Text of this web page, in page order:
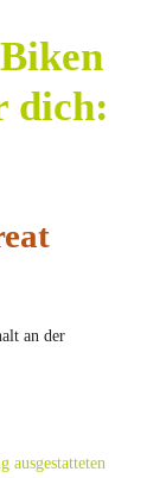
dich:
an der
ausgestatteten